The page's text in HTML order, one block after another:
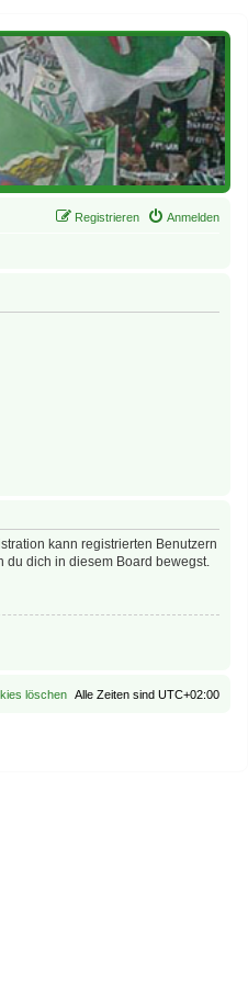
Anmelden
Registrieren
kann registrierten Benutzern
du dich in diesem Board bewegst.
Alle Zeiten sind UTC+02:00
löschen